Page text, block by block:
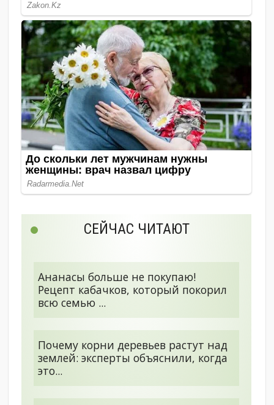
СЕЙЧАС ЧИТАЮТ
Ананасы больше не покупаю!
Рецепт кабачков, который покорил
всю семью ...
Почему корни деревьев растут над
землей: эксперты объяснили, когда
это...